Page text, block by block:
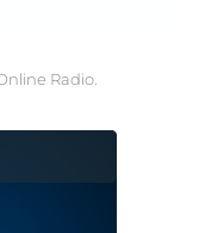
Radio.